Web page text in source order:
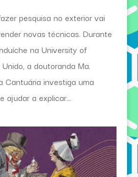
pesquisa no exterior vai
novas técnicas. Durante
na University of
a doutoranda Ma.
Cantuária investiga uma
ajudar a explicar...